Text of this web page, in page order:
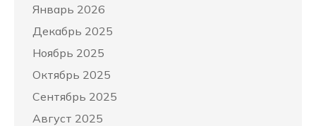
Январь 2026
Декабрь 2025
Ноябрь 2025
Октябрь 2025
Сентябрь 2025
Август 2025